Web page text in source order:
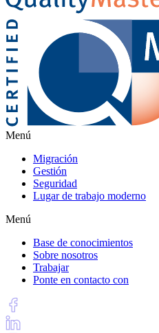
Menú
Migración
Gestión
Seguridad
Lugar de trabajo moderno
Menú
Base de conocimientos
Sobre nosotros
Trabajar
Ponte en contacto con